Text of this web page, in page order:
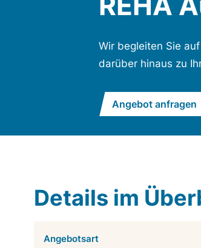
Wir begleiten Sie
darüber hinaus zu
Angebot anfragen
Details im
Angebotsart